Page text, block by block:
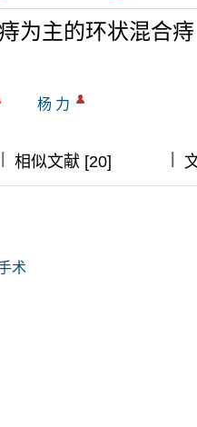
为主的环状混合痔
杨 力
|| 相似文献 [20] |||
术